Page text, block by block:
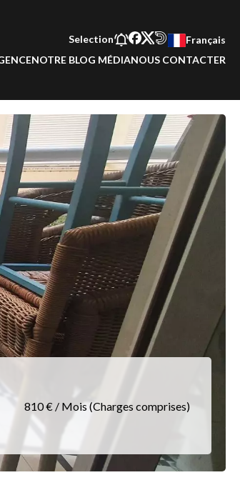
Selection
Français
NOTRE BLOG MÉDIANOUS CONTACTER
810 € / Mois (Charges comprises)